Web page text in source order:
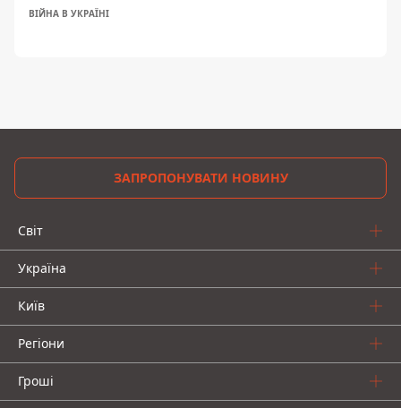
ВІЙНА В УКРАЇНІ
ЗАПРОПОНУВАТИ НОВИНУ
Світ
Україна
Київ
Регіони
Гроші